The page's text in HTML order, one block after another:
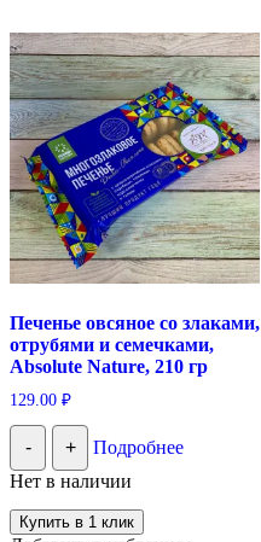
Печенье овсяное со злаками,
отрубями и семечками,
Absolute Nature, 210 гр
129.00 ₽
- +
Подробнее
Нет в наличии
Купить в 1 клик